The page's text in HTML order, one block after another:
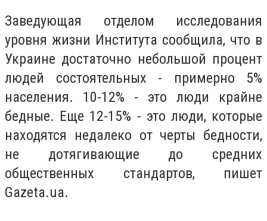
Заведующая отделом исследования
уровня жизни Института сообщила, что в
Украине достаточно небольшой процент
людей состоятельных - примерно 5%
населения. 10-12% - это люди крайне
бедные. Еще 12-15% - это люди, которые
находятся недалеко от черты бедности,
не дотягивающие до средних
общественных стандартов, пишет
Gazeta.ua.